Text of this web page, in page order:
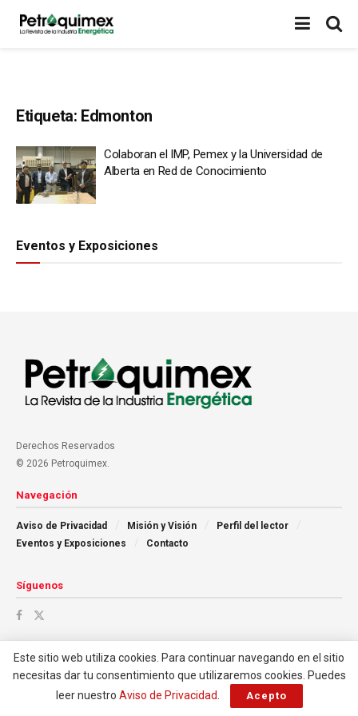
Etiqueta: Edmonton
Colaboran el IMP, Pemex y la Universidad de
Alberta en Red de Conocimiento
Eventos y Exposiciones
Derechos Reservados
© 2026 Petroquimex.
Navegación
Aviso de Privacidad Misión y Visión
Perfil del lector
Eventos y Exposiciones
Contacto
Síguenos
Este sitio web utiliza cookies. Para continuar navegando en el sitio
necesitas dar tu consentimiento que utilizaremos cookies. Puedes
leer nuestro Aviso de Privacidad Acepto